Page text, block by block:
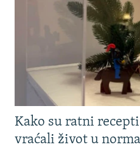
Kako su ratni
vraćali život u